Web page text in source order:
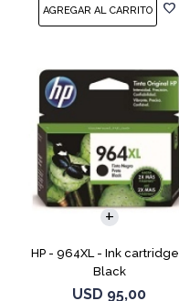
HP - 964XL - Ink
Black
USD 95,00